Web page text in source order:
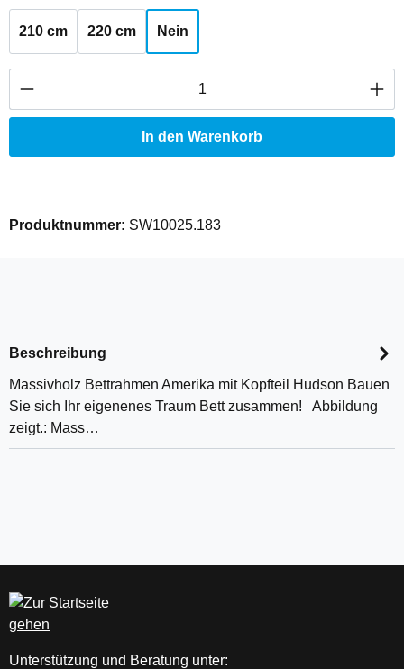
210 cm 220 cm Nein
Produkt Anzahl: Gib den gewünschten
In den Warenkorb
Produktnummer: SW10025.183
Beschreibung
Massivholz Bettrahmen Amerika mit Kopfteil Hudson Bauen
Sie sich Ihr eigenenes Traum Bett zusammen! Abbildung
zeigt.: Mass…
Unterstützung und Beratung unter: